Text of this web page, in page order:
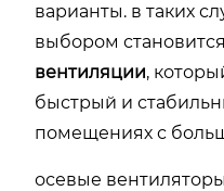
варианты. в таких
выбором становится
вентиляции,
быстрый и
помещениях с
осевые